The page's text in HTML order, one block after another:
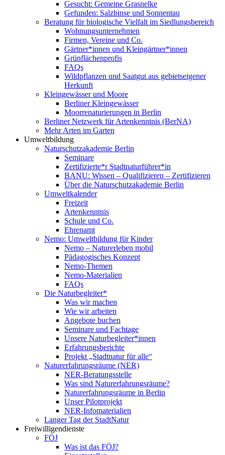
Gesucht: Gemeine Grasnelke
Gefunden: Salzbinse und Sonnentau
Beratung für biologische Vielfalt im Siedlungsbereich
Wohnungsunternehmen
Firmen, Vereine und Co.
Gärtner*innen und Kleingärtner*innen
Grünflächenprofis
FAQs
Wildpflanzen und Saatgut aus gebietseigener
Herkunft
Kleingewässer und Moore
Berliner Kleingewässer
Moorrenaturierungen in Berlin
Berliner Netzwerk für Artenkenntnis (BerNA)
Mehr Arten im Garten
Umweltbildung
Naturschutzakademie Berlin
Seminare
Zertifizierte*r Stadtnaturführer*in
BANU: Wissen – Qualifizieren – Zertifizieren
Über die Naturschutzakademie Berlin
Umweltkalender
Freizeit
Artenkenntnis
Schule und Co.
Ehrenamt
Nemo: Umweltbildung für Kinder
Nemo – Naturerleben mobil
Pädagogisches Konzept
Nemo-Themen
Nemo-Materialien
FAQs
Die Naturbegleiter*
Was wir machen
Wie wir arbeiten
Angebote buchen
Seminare und Fachtage
Unsere Naturbegleiter*innen
Erfahrungsberichte
Projekt „Stadtnatur für alle“
Naturerfahrungsräume (NER)
NER-Beratungsstelle
Was sind Naturerfahrungsräume?
Naturerfahrungsräume in Berlin
Unser Pilotprojekt
NER-Infomaterialien
Langer Tag der StadtNatur
Freiwilligendienste
FÖJ
Was ist das FÖJ?